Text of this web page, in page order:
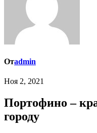
Отadmin
Ноя 2, 2021
Портофино –
городу